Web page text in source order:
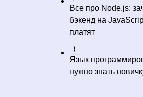
Все про Node.js:
бэкенд на
платят
Язык
нужно знать